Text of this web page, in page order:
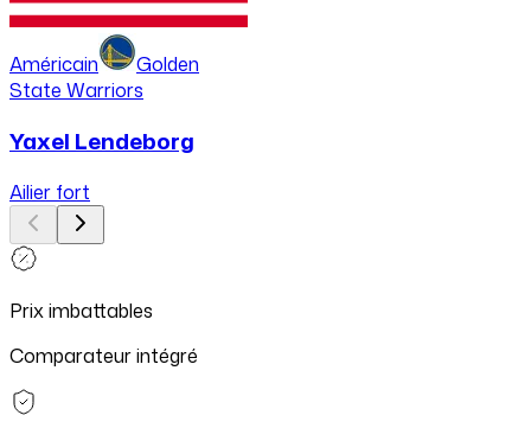
Américain
Golden
State Warriors
Yaxel Lendeborg
Ailier fort
Prix imbattables
Comparateur intégré